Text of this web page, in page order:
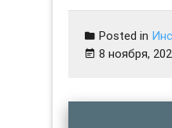
Posted in
8 ноября,